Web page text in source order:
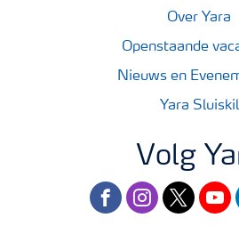
Over Yara
Openstaande
Nieuws en
Yara Sluiskil
Volg
facebookinstagram
twitter